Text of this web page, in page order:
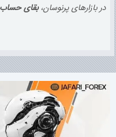
در بازارهای پرنوسان،بقای